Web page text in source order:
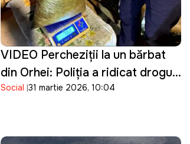
VIDEO Percheziţii la un bărbat
din Orhei: Poliţia a ridicat droguri
de cinci milioane de lei
Social 31 martie 2026, 10:04